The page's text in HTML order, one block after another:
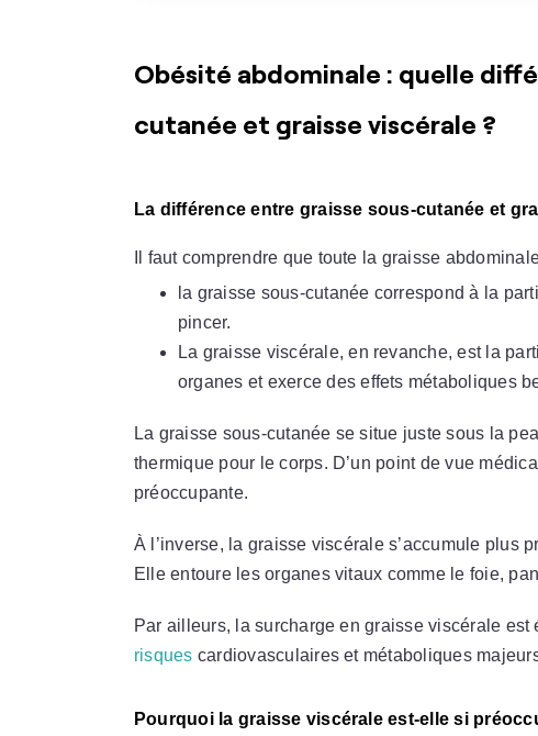
Obésité abdominale : quelle
cutanée et graisse viscérale ?
La différence entre graisse sous-cutanée et
Il faut comprendre que toute la graisse
la graisse sous-cutanée correspond à la
pincer.
La graisse viscérale, en revanche, est la
organes et exerce des effets métaboliques
La graisse sous-cutanée se situe juste sous la
thermique pour le corps. D’un point de vue
préoccupante.
À l’inverse, la graisse viscérale s’accumule plus
Elle entoure les organes vitaux comme le foie,
Par ailleurs, la surcharge en graisse viscérale est
risques cardiovasculaires et métaboliques
Pourquoi la graisse viscérale est-elle si